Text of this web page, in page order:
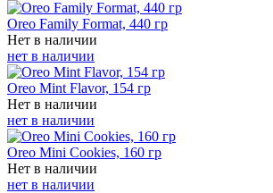
Oreo Family Format, 440 гр
Нет в наличии
нет в наличии
Oreo Mint Flavor, 154 гр
Нет в наличии
нет в наличии
Oreo Mini Cookies, 160 гр
Нет в наличии
нет в наличии